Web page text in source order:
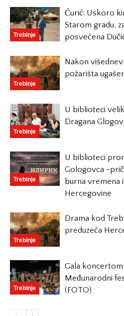
Trebinje
Ćurić: Uskoro
Starom gradu,
posvećena
Trebinje
Nakon
požarišta
Trebinje
U biblioteci
Dragana
Trebinje
U biblioteci
Gologovca -
burna vremena
Hercegovine
Trebinje
Drama kod
preduzeća
Trebinje
Gala
Međunarodni
(FOTO)